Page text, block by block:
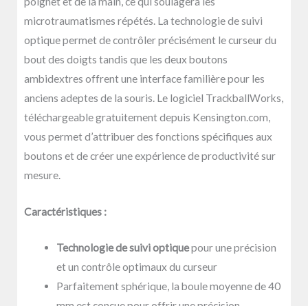
microtraumatismes répétés. La technologie de suivi
optique permet de contrôler précisément le curseur du
bout des doigts tandis que les deux boutons
ambidextres offrent une interface familière pour les
anciens adeptes de la souris. Le logiciel TrackballWorks,
téléchargeable gratuitement depuis Kensington.com,
vous permet d’attribuer des fonctions spécifiques aux
boutons et de créer une expérience de productivité sur
mesure.
Caractéristiques :
Technologie de suivi optiquepour une précision
et un contrôle optimaux du curseur
Parfaitement sphérique, la boule moyenne de 40